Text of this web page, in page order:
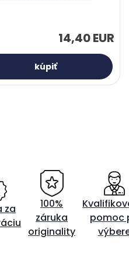
14,40 EUR
za
100%
záruka
originality
pomoc